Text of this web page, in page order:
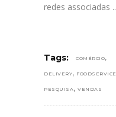
redes associadas
Tags: COMÉRCIO,
DELIVERY, FOODSERVICE
PESQUISA , VENDAS